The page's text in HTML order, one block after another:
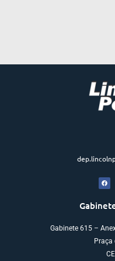
Gabinete 615 –
Praça